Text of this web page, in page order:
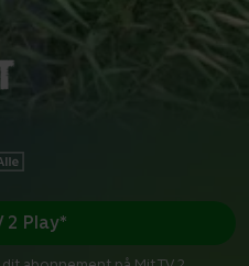
2 Play*